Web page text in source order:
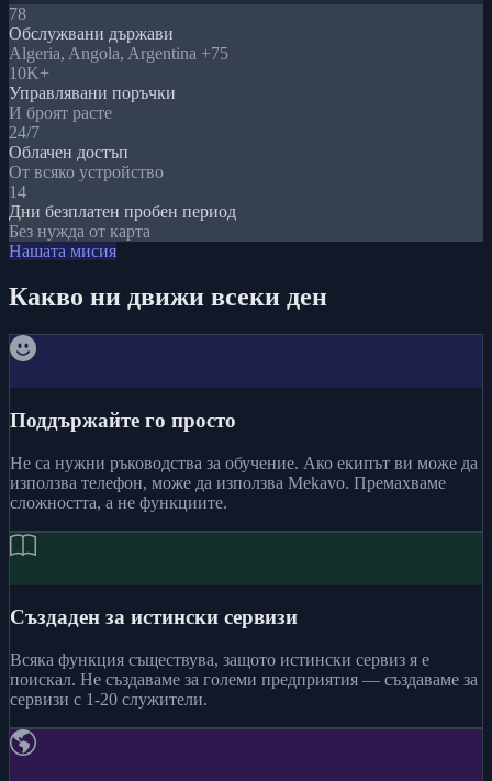
78
Обслужвани държави
Algeria, Angola, Argentina +75
10K+
Управлявани поръчки
И броят расте
24/7
Облачен достъп
От всяко устройство
14
Дни безплатен пробен период
Без нужда от карта
Нашата мисия
Какво ни движи всеки ден
Поддържайте го просто
Не са нужни ръководства за обучение. Ако екипът ви може да
използва телефон, може да използва Mekavo. Премахваме
сложността, а не функциите.
Създаден за истински сервизи
Всяка функция съществува, защото истински сервиз я е
поискал. Не създаваме за големи предприятия — създаваме за
сервизи с 1-20 служители.